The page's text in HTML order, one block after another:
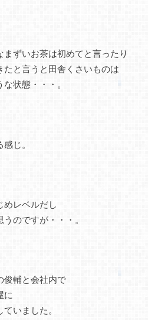
ずいお茶は初めてと言ったり
と言うと田舎くさいものは
状態・・・。
じ。
めレベルだし
のですが・・・。
俊輔と会社内で
に
いました。